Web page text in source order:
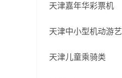
天津嘉年华彩票机
天津中小型机动游艺
天津儿童乘骑类